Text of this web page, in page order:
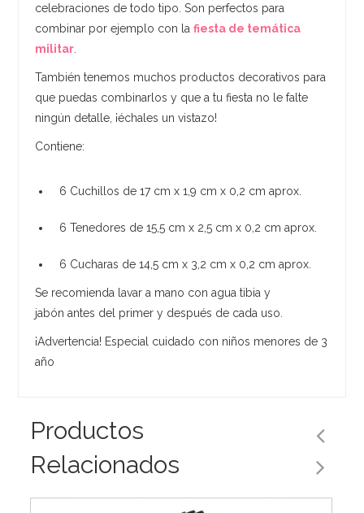
celebraciones de todo tipo. Son perfectos para
combinar por ejemplo con lafiesta de temática
militar
También tenemos muchos productos decorativos para
que puedas combinarlos y que a tu fiesta no le falte
ningún detalle, ¡échales un vistazo!
Contiene:
6 Cuchillos de 17 cm x 1,9 cm x 0,2 cm aprox.
6 Tenedores de 15,5 cm x 2,5 cm x 0,2 cm aprox.
6 Cucharas de 14,5 cm x 3,2 cm x 0,2 cm aprox.
Se recomienda lavar a mano con agua tibia y
jabón antes del primer y después de cada uso.
¡Advertencia! Especial cuidado con niños menores de 3
año
Productos
Relacionados